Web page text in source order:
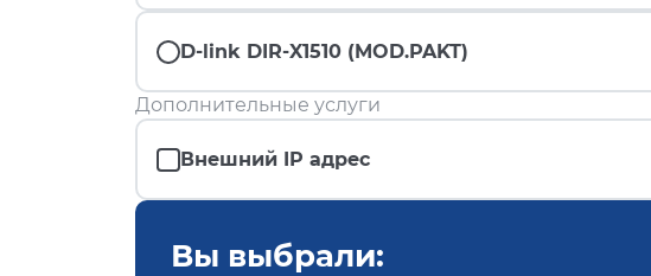
D-link DIR-X1510 (MOD.PAKT)
Дополнительные услуги
Внешний IP адрес
Вы выбрали: